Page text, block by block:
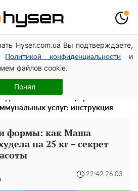
Hyser.com.ua Вы подтверждаете,
Политикой конфиденциальности
и
файлов cookie.
Понял
интересных позах заставила
видео – было только началом
Тринчер блеснула
размеров вы еще не видели
услуг: инструкция
и формы: как Маша
на 25 кг – секрет
22:42 26.03